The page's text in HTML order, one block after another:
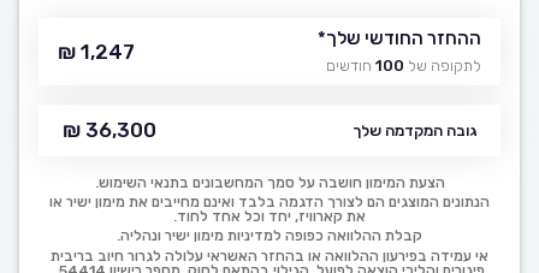
ההחזר החודשי שלך*
לתקופה של 100 חודשים
1,247 ₪
גובה המקדמה שלך 36,300 ₪
הצעת המימון חושבה על סמך המחשבונים בתנאי השימוש.
הנתונים המוצגים הם לצורך הדגמה בלבד ואינם מחייבים את מימון ישיר או
את קארוויז, יחד וכל אחד לחוד.
קבלת ההלוואה כפופה למדיניות מימון ישיר ונהליה.
אי עמידה בפירעון ההלוואה או בהחזר האשראי עלולה לגרור חיוב בריבית